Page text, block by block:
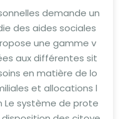
demande un
des aides sociales
une gamme v
aux différentes sit
en matière de lo
et allocations l
système de prote